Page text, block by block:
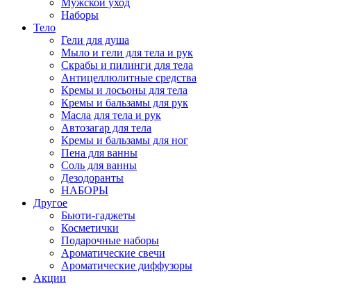
Мужской уход
Наборы
Тело
Гели для душа
Мыло и гели для тела и рук
Скрабы и пилинги для тела
Антицеллюлитные средства
Кремы и лосьоны для тела
Кремы и бальзамы для рук
Масла для тела и рук
Автозагар для тела
Кремы и бальзамы для ног
Пена для ванны
Соль для ванны
Дезодоранты
НАБОРЫ
Другое
Бьюти-гаджеты
Косметички
Подарочные наборы
Ароматические свечи
Ароматические диффузоры
Акции